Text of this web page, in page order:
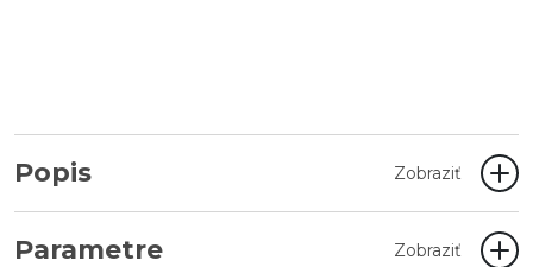
Popis Zobraziť
Parametre Zobraziť